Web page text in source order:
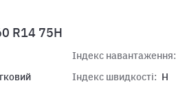
R14 75H
Індекс навантаження:
Індекс швидкості: H